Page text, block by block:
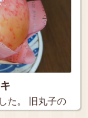
た。 旧丸子の